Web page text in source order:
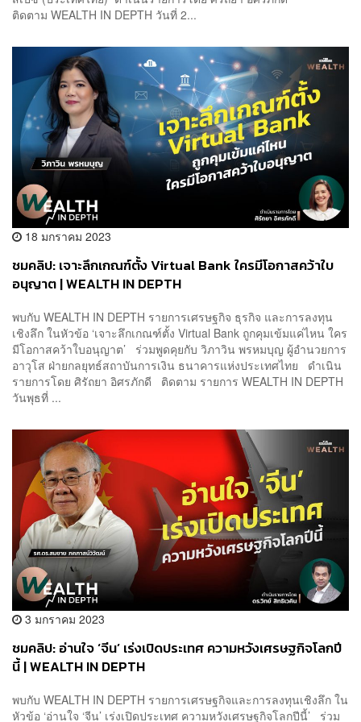
ติดตาม WEALTH IN DEPTH วันที่ 2...
18 มกราคม 2023
ชมคลิป: เจาะลึกเกณฑ์ตั้ง Virtual Bank ใครมีโอกาสคว้าใบ
อนุญาต | WEALTH IN DEPTH
พบกับ WEALTH IN DEPTH รายการเศรษฐกิจ ธุรกิจ และการลงทุน
เชิงลึก ในหัวข้อ ‘เจาะลึกเกณฑ์ตั้ง Virtual Bank ถูกคุมเข้มแค่ไหน ใคร
มีโอกาสคว้าใบอนุญาต’ ร่วมพูดคุยกับ วิภาวิน พรหมบุญ ผู้อำนวยการ
อาวุโส ฝ่ายกลยุทธ์สถาบันการเงิน ธนาคารแห่งประเทศไทย ดำเนิน
รายการโดย ศิรัถยา อิศรภักดี ติดตาม รายการ WEALTH IN DEPTH
วันพุธที่ ...
3 มกราคม 2023
ชมคลิป: อ่านใจ ‘จีน’ เร่งเปิดประเทศ ความหวังเศรษฐกิจโลกปี
นี้ | WEALTH IN DEPTH
พบกับ WEALTH IN DEPTH รายการเศรษฐกิจและการลงทุนเชิงลึก ใน
หัวข้อ ‘อ่านใจ ‘จีน’ เร่งเปิดประเทศ ความหวังเศรษฐกิจโลกปีนี้’ ร่วม